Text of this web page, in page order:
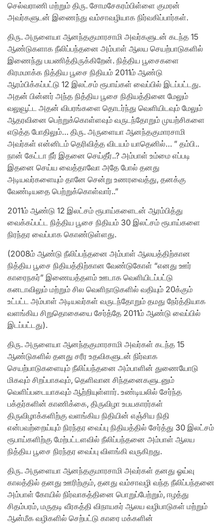
செல்வராணி மற்றும் திரு. சோமசேகரம்பிள்ளை குமரன்
அவர்களுடன் இணைந்து வம்சாவழியாக நிர்வகிப்பார்கள்.
திரு. அருளையா ஆனந்தகுமாரசாமி அவர்களுடன் கடந்த 15
ஆண்டுகளாக நீலிப்பந்தனை அம்பாள் ஆலய செயற்பாடுகளில்
இணைந்து பயணித்திருக்கிறேன். நித்திய பூசைகளை
கிரமமாக்க நித்திய பூசை நிதியம் 2011ம் ஆண்டு
ஆரம்பிக்கப்பட்டு 12 இலட்சம் ரூபாய்கள் வைப்பில் இடப்பட்டது.
அதன் பின்னர் அந்த நித்திய பூசை நிதியத்தினை மேலும்
வலுவூட்ட அதன் விபரங்களை தொடர்ந்து வெளியிடவும் மேலும்
ஆதரவினை பெற்றுக்கொள்ளவும் வருடந்தோறும் முயற்சிகளை
எடுத்த போதிலும்… திரு. அருளையா ஆனந்தகுமாரசாமி
அவர்கள் என்னிடம் தெரிவித்த விடயம் யாதெனில்… ” தம்பி..
நான் கேட்டா நீர் இதனை செய்தீர்..? அம்பாள் உம்மை எப்படி
இதனை செய்ய வைத்தாவோ அதே போல் தனது
அடியவர்களையும் தானே சென்று உணரவைத்து, தனக்கு
வேண்டியதை பெற்றுக்கொள்வார்..”
2011ம் ஆண்டு 12 இலட்சம் ரூபாய்களைடன் ஆரம்பித்து
வைக்கப்பட்ட நித்திய பூசை நிதியம் 30 இலட்சம் ரூபாய்களை
நிரந்தர வைப்பாக கொண்டுள்ளது.
(2008ம் ஆண்டு நீலிப்பந்தனை அம்பாள் ஆலயத்திற்கான
நித்திய பூசை நிதியத்திற்கான வேண்டுகோள் “எனது ஊர்
காரைநகர்” இணையத்தளம் ஊடாக வெளியிடப்பட்டு
கனடாவிலும் மற்றும் சில வெளிநாடுகளில் வதியும் 20க்கும்
உட்பட்ட அம்பாள் அடியவர்கள் வருடந்தோறும் தமது நேர்த்தியாக
வளங்கிய சிறுதொகையை சேர்த்தே 2011ம் ஆண்டு வைப்பில்
இடப்பட்டது).
திரு. அருளையா ஆனந்தகுமாரசாமி அவர்கள் கடந்த 15
ஆண்டுகளில் தனது சரீர உதவிகளுடன் நிர்வாக
செயற்பாடுகளையும் நீலிப்பந்தனை அம்பாளின் துணையோடு
மிகவும் சிறப்பாகவும், தெளிவான சிந்தனைகளுடனும்
வெளிப்படையாகவும் ஆற்றியுள்ளார். உண்டியலில் சேர்ந்த
பக்தர்களின் காணிக்கை, திருவிழா உபயகாரர்கள்
திருவிழாக்களிற்கு வளங்கிய நிதியின் எஞ்சிய நிதி
என்பவற்றைய்யும் நிரந்தர வைப்பு நிதியத்தில் சேர்த்து 30 இலட்சம்
ரூபாய்களிற்கு மேற்பட்டளவில் நீலிப்பந்தனை அம்பாள் ஆலய
நித்திய பூசை நிரந்தர வைப்பு விளங்கி வருகிறது.
திரு. அருளையா ஆனந்தகுமாரசாமி அவர்கள் தனது ஓய்வு
காலத்தில் தனது ஊரிற்கும், தனது வம்சாவழி வந்த நீலிப்பந்தனை
அம்பாள் கோயில் நிர்வாகத்தினை பொறுப்பேற்றும், ஈழத்து
சிதம்பரம், மருதடி வீரகத்தி விநாயகர் ஆலய வழிபாடுகள் மற்றும்
ஆன்மீக வழிகளில் செற்பட்டு காரை மக்களின்